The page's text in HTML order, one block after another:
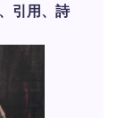
引用、詩